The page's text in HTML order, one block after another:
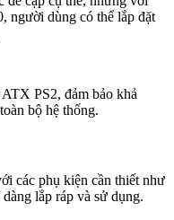
dùng có thể lắp đặt
PS2, đảm bảo khả
bộ hệ thống.
các phụ kiện cần thiết như
lắp ráp và sử dụng.